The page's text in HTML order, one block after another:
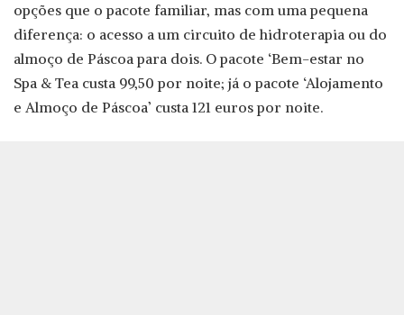
opções que o pacote familiar, mas com uma pequena
diferença: o acesso a um circuito de hidroterapia ou do
almoço de Páscoa para dois. O pacote ‘Bem-estar no
Spa & Tea custa 99,50 por noite; já o pacote ‘Alojamento
e Almoço de Páscoa’ custa 121 euros por noite.